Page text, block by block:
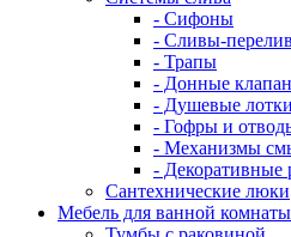
- Сифоны
- Сливы-
- Трапы
- Донные
- Душевые лотки
- Гофры и
- Механизмы
- Декоративные
Сантехнические люки
Мебель для ванной комнаты